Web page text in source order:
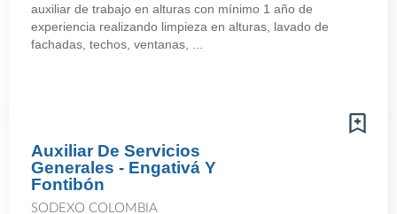
auxiliar de trabajo en alturas con mínimo 1 año de
experiencia realizando limpieza en alturas, lavado de
fachadas, techos, ventanas, ...
Auxiliar De Servicios
Generales - Engativá Y
Fontibón
SODEXO COLOMBIA